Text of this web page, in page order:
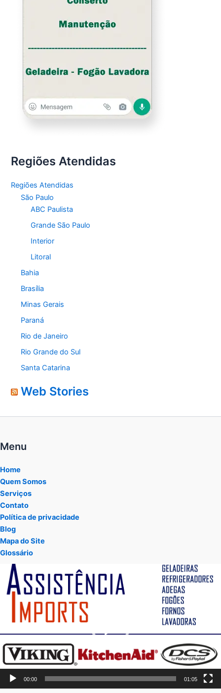
Regiões Atendidas
Regiões Atendidas
São Paulo
ABC Paulista
Grande São Paulo
Interior
Litoral
Bahia
Brasília
Minas Gerais
Paraná
Rio de Janeiro
Rio Grande do Sul
Santa Catarina
Web Stories
Menu
Home
Quem Somos
Serviços
Contato
Política de privacidade
Blog
Mapa do Site
Glossário
Tocador
vídeo
00:00 01:05